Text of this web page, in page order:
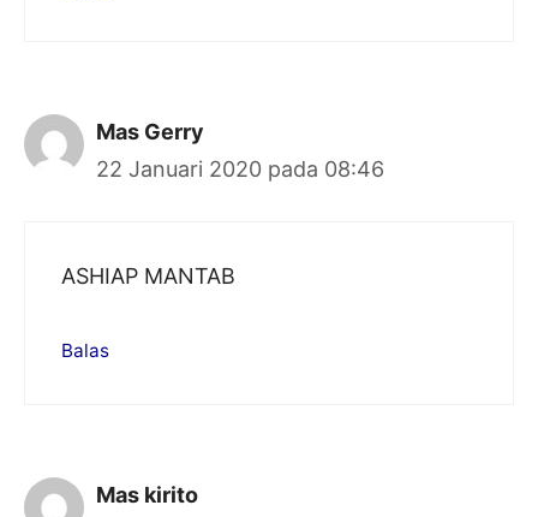
Mas Gerry
22 Januari 2020 pada 08:46
ASHIAP MANTAB
Balas
Mas kirito